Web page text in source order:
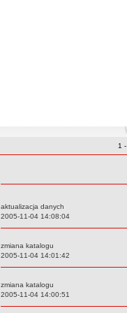
1
aktualizacja danych
Data:
2005-11-04 14:08:04
zmiana katalogu
Data:
2005-11-04 14:01:42
zmiana katalogu
Data:
2005-11-04 14:00:51